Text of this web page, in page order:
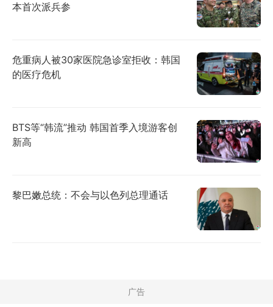
本首次派兵参
危重病人被30家医院急诊室拒收：韩国
的医疗危机
BTS等“韩流”推动 韩国首季入境游客创
新高
黎巴嫩总统：不会与以色列总理通话